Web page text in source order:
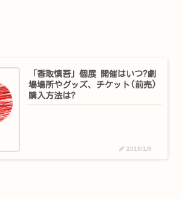
「香取慎吾」個展 開催はいつ?劇
場場所やグッズ、チケット(前売)
購入方法は?
2019/1/9